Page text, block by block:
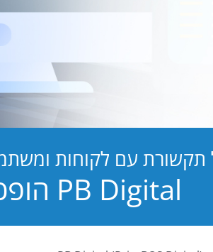
תקשורת עם לקוחות
PB Digital הופכת כל מסמך וטופס, לחוויה!